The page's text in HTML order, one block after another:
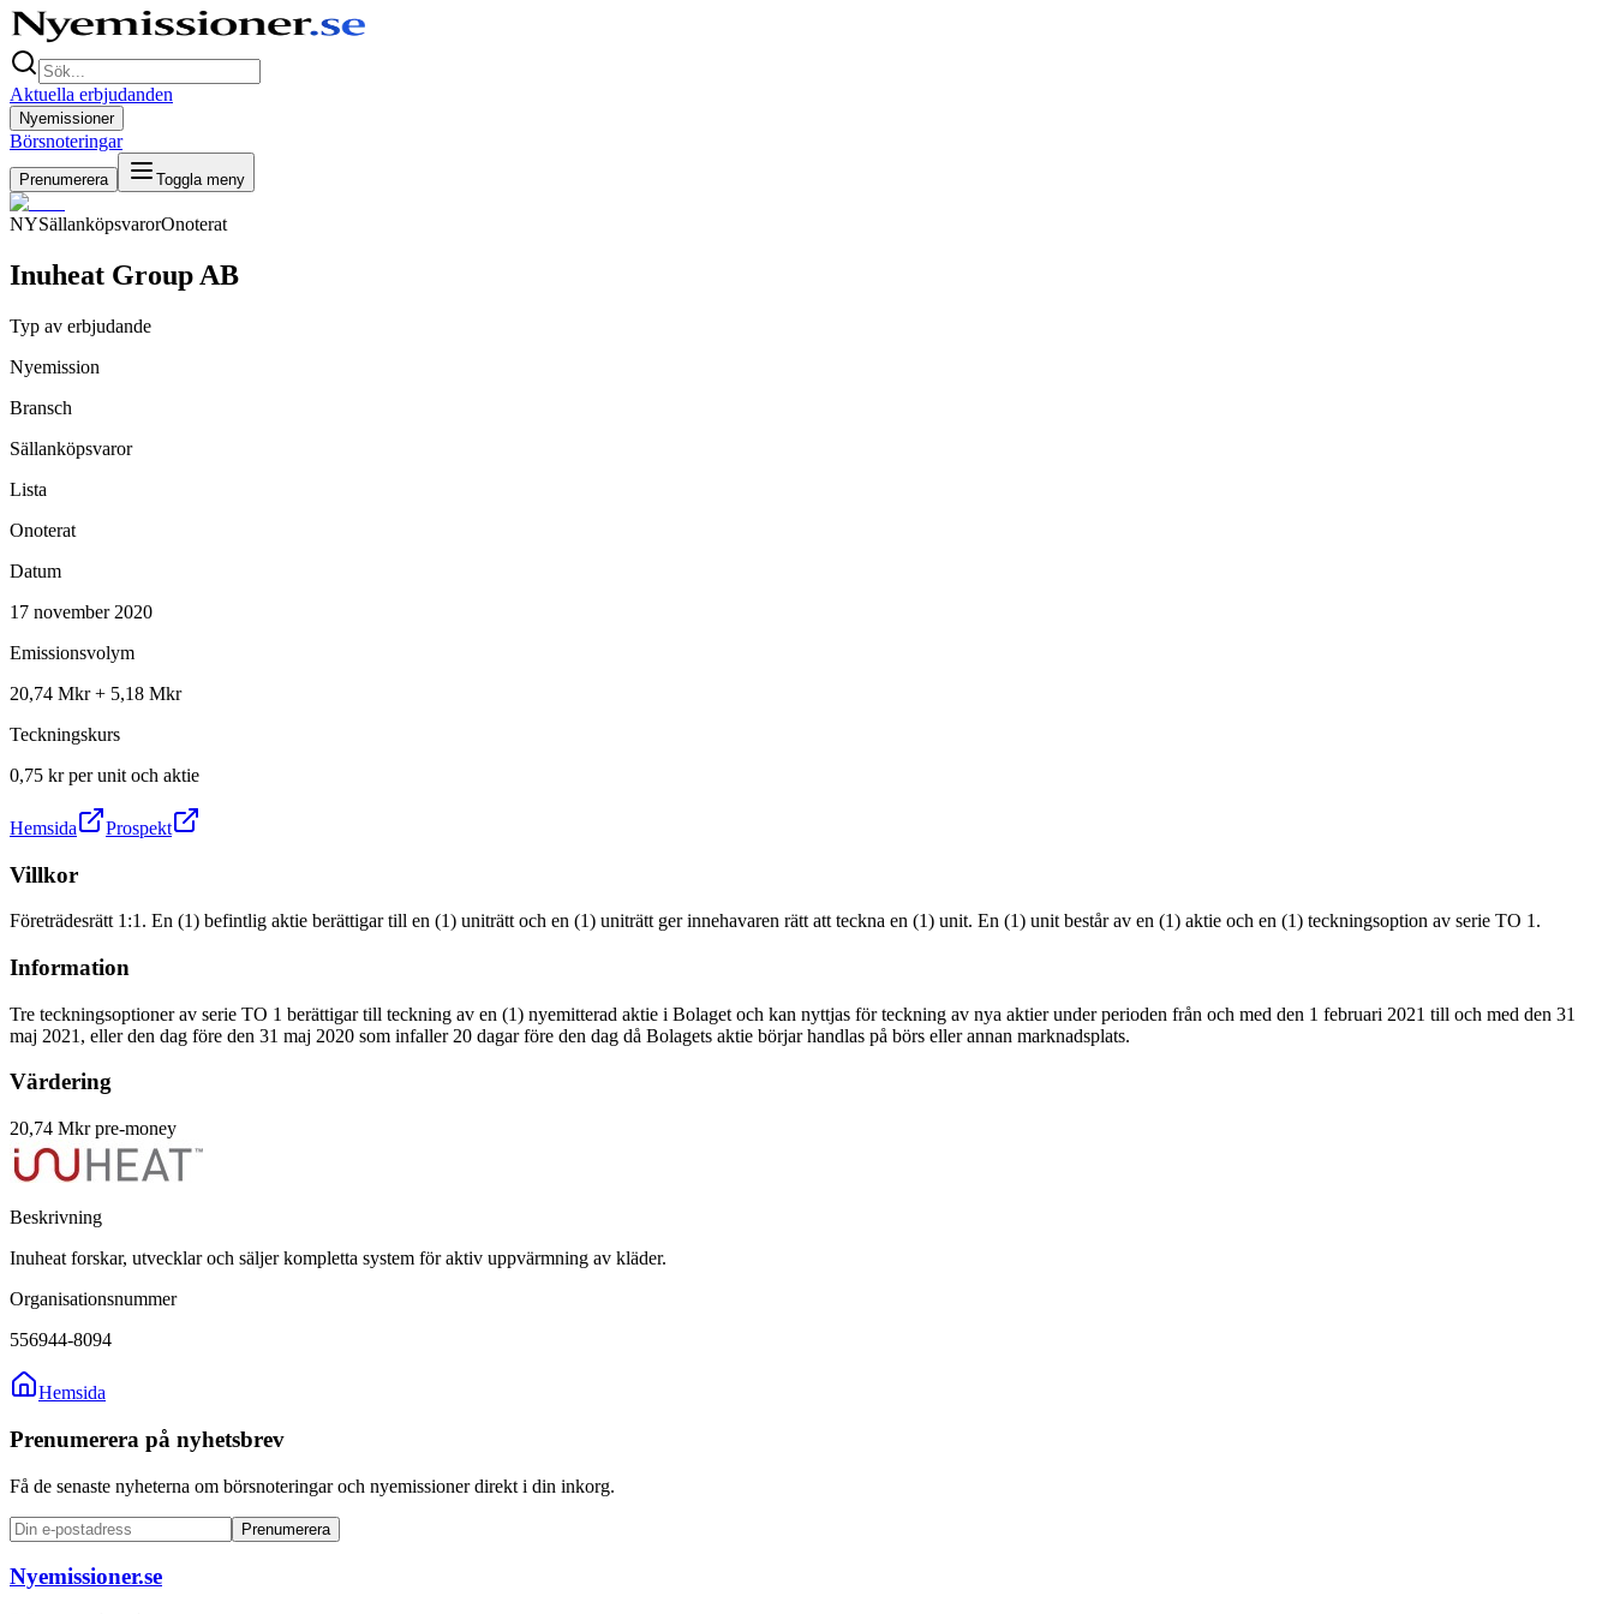
Aktuella erbjudanden
Nyemissioner
Börsnoteringar
Prenumerera Toggla meny
NYSällanköpsvarorOnoterat
Inuheat Group AB
Typ av erbjudande
Nyemission
Bransch
Sällanköpsvaror
Lista
Onoterat
Datum
17 november 2020
Emissionsvolym
20,74 Mkr + 5,18 Mkr
Teckningskurs
0,75 kr per unit och aktie
Hemsida Prospekt
Villkor
Företrädesrätt 1:1. En (1) befintlig aktie berättigar till en (1) uniträtt och en (1) uniträtt ger innehavaren rätt att teckna en (1) unit. En (1) unit består av en (1) aktie och en (1) teckningsoption av serie TO 1.
Information
Tre teckningsoptioner av serie TO 1 berättigar till teckning av en (1) nyemitterad aktie i Bolaget och kan nyttjas för teckning av nya aktier under perioden från och med den 1 februari 2021 till och med den 31
maj 2021, eller den dag före den 31 maj 2020 som infaller 20 dagar före den dag då Bolagets aktie börjar handlas på börs eller annan marknadsplats.
Värdering
20,74 Mkr pre-money
Beskrivning
Inuheat forskar, utvecklar och säljer kompletta system för aktiv uppvärmning av kläder.
Organisationsnummer
556944-8094
Hemsida
Prenumerera på nyhetsbrev
Få de senaste nyheterna om börsnoteringar och nyemissioner direkt i din inkorg.
Prenumerera
Nyemissioner.se